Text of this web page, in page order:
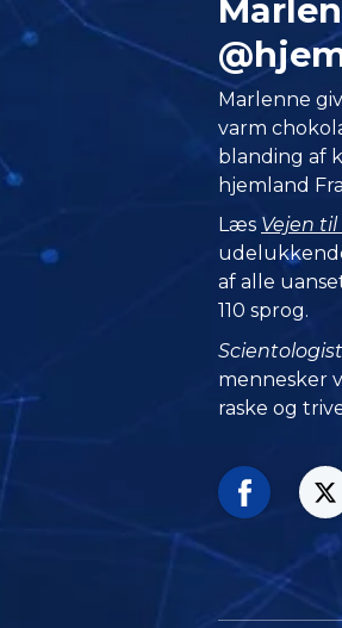
Marlenne
varm
blanding af
hjemland
Læs Vejen
af alle
110 sprog.
mennesker
raske og